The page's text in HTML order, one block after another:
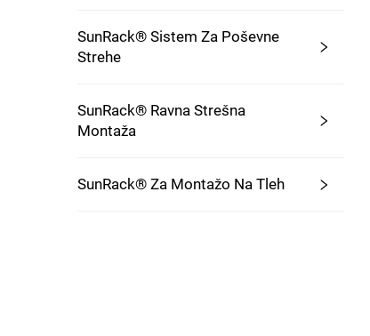
SunRack® Sistem Za Poševne
Strehe
SunRack® Ravna Strešna
Montaža
SunRack® Za Montažo Na Tleh